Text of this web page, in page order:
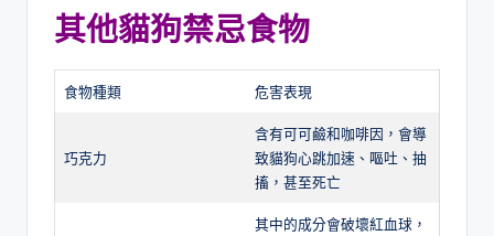
其他貓狗禁忌食物
食物種類 危害表現
巧克力
含有可可鹼和咖啡因，會導
致貓狗心跳加速、嘔吐、抽
搐，甚至死亡
其中的成分會破壞紅血球，